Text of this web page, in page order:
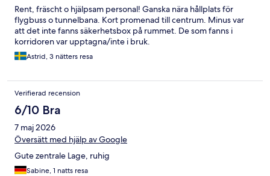
Rent, fräscht o hjälpsam personal! Ganska nära hållplats för
flygbuss o tunnelbana. Kort promenad till centrum. Minus var
att det inte fanns säkerhetsbox på rummet. De som fanns i
korridoren var upptagna/inte i bruk.
Astrid, 3 nätters resa
Verifierad recension
6/10 Bra
7 maj 2026
Översätt med hjälp av Google
Gute zentrale Lage, ruhig
Sabine, 1 natts resa